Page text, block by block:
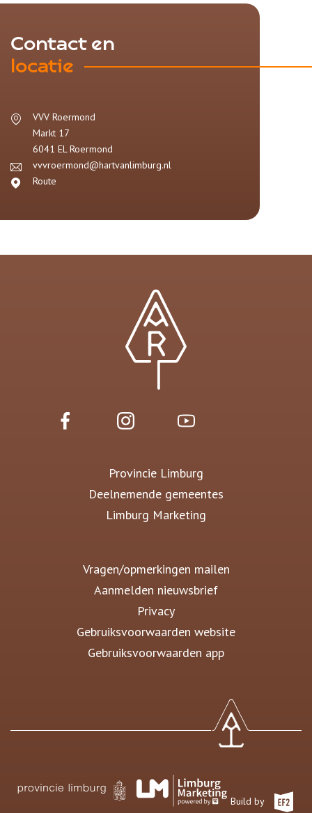
Contact en
locatie
VVV Roermond
Markt 17
6041 EL Roermond
vvvroermond@hartvanlimburg.nl
Route
Provincie Limburg
Deelnemende gemeentes
Limburg Marketing
Vragen/opmerkingen mailen
Aanmelden nieuwsbrief
Privacy
Gebruiksvoorwaarden website
Gebruiksvoorwaarden app
Build by